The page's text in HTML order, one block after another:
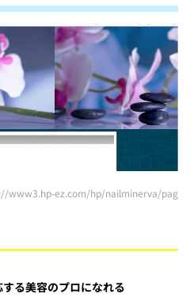
www3.hp-ez.com/hp/nailminerva/
る美容のプロになれる